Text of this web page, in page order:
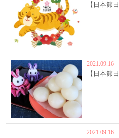
【日本節
2021.09.16
【日本節
2021.09.16